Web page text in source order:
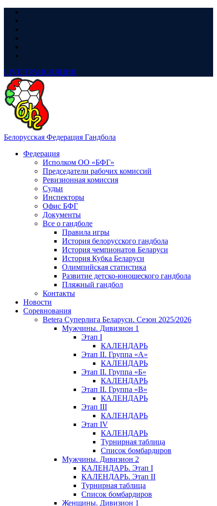
LIVE ТРАНСЛЯЦИЯ
Белорусская Федерация Гандбола
Федерация
Исполком ОО «БФГ»
Председатели рабочих комиссий
Ревизионная комиссия
Судьи
Инспекторы
Офис БФГ
Документы
Все о гандболе
Правила игры
История белорусского гандбола
История чемпионатов Беларуси
История Кубка Беларуси
Олимпийская статистика
Развитие детско-юношеского гандбола
Пляжный гандбол
Контакты
Новости
Соревнования
Betera Суперлига Беларуси. Сезон 2025/2026
Мужчины. Дивизион 1
Этап I
КАЛЕНДАРЬ
Этап II. Группа «А»
КАЛЕНДАРЬ
Этап II. Группа «Б»
КАЛЕНДАРЬ
Этап II. Группа «В»
КАЛЕНДАРЬ
Этап III
КАЛЕНДАРЬ
Этап IV
КАЛЕНДАРЬ
Турнирная таблица
Список бомбардиров
Мужчины. Дивизион 2
КАЛЕНДАРЬ. Этап I
КАЛЕНДАРЬ. Этап II
Турнирная таблица
Список бомбардиров
Женщины. Дивизион 1